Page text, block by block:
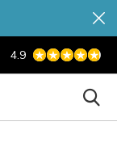
7 Dagen Per
4.9